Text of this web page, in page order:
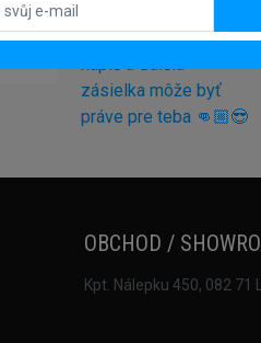
OBCHOD /
Kpt. Nálepku 450, 082 71